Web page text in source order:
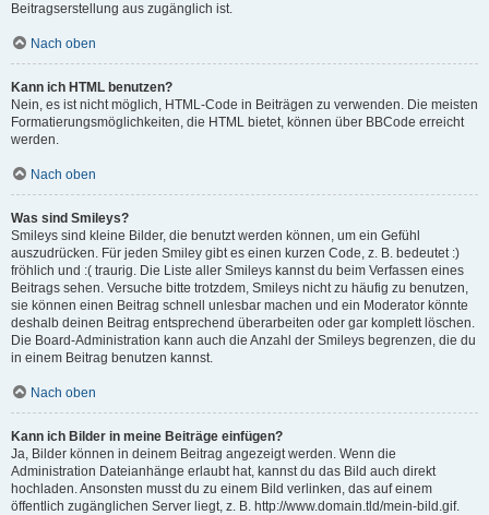
Beitragserstellung aus zugänglich ist.
Nach oben
Kann ich HTML benutzen?
Nein, es ist nicht möglich, HTML-Code in Beiträgen zu verwenden. Die meisten
Formatierungsmöglichkeiten, die HTML bietet, können über BBCode erreicht
werden.
Nach oben
Was sind Smileys?
Smileys sind kleine Bilder, die benutzt werden können, um ein Gefühl
auszudrücken. Für jeden Smiley gibt es einen kurzen Code, z. B. bedeutet :)
fröhlich und :( traurig. Die Liste aller Smileys kannst du beim Verfassen eines
Beitrags sehen. Versuche bitte trotzdem, Smileys nicht zu häufig zu benutzen,
sie können einen Beitrag schnell unlesbar machen und ein Moderator könnte
deshalb deinen Beitrag entsprechend überarbeiten oder gar komplett löschen.
Die Board-Administration kann auch die Anzahl der Smileys begrenzen, die du
in einem Beitrag benutzen kannst.
Nach oben
Kann ich Bilder in meine Beiträge einfügen?
Ja, Bilder können in deinem Beitrag angezeigt werden. Wenn die
Administration Dateianhänge erlaubt hat, kannst du das Bild auch direkt
hochladen. Ansonsten musst du zu einem Bild verlinken, das auf einem
öffentlich zugänglichen Server liegt, z. B. http://www.domain.tld/mein-bild.gif.